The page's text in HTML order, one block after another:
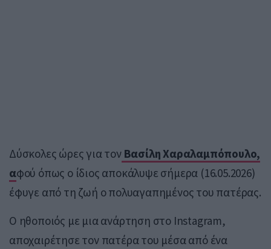
Δύσκολες ώρες για τονΒασίλη Χαραλαμπόπουλο,
αφού όπως ο ίδιος αποκάλυψε σήμερα (16.05.2026)
έφυγε από τη ζωή ο πολυαγαπημένος του πατέρας.
Ο ηθοποιός με μια ανάρτηση στο Instagram,
αποχαιρέτησε τον πατέρα του μέσα από ένα